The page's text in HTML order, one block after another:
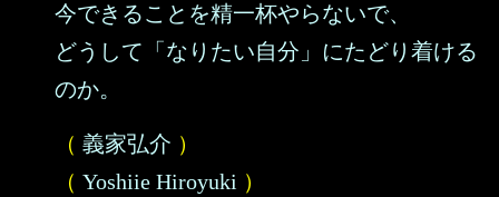
今できることを精一杯やらないで、
どうして「なりたい自分」にたどり着ける
のか。
（ 義家弘介 ）
（ Yoshiie Hiroyuki ）